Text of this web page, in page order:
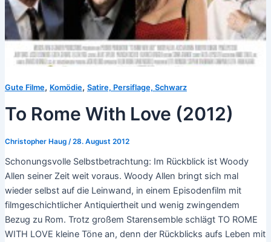
Gute Filme, Komödie, Satire, Persiflage, Schwarz
To Rome With Love (2012)
Christopher Haug /28. August 2012
Schonungsvolle Selbstbetrachtung: Im Rückblick ist Woody
Allen seiner Zeit weit voraus. Woody Allen bringt sich mal
wieder selbst auf die Leinwand, in einem Episodenfilm mit
filmgeschichtlicher Antiquiertheit und wenig zwingendem
Bezug zu Rom. Trotz großem Starensemble schlägt TO ROME
WITH LOVE kleine Töne an, denn der Rückblicks aufs Leben mit